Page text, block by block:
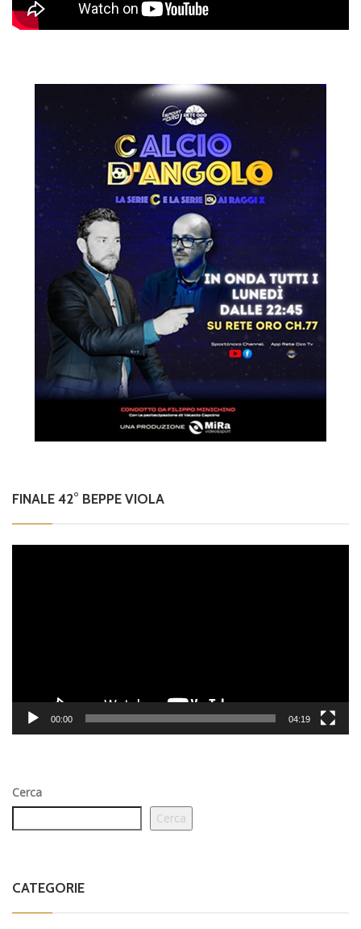
FINALE 42° BEPPE VIOLA
00:00 04:19
Cerca
Cerca
CATEGORIE